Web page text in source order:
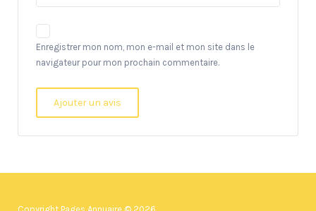
Enregistrer mon nom, mon e-mail et mon site dans le
navigateur pour mon prochain commentaire.